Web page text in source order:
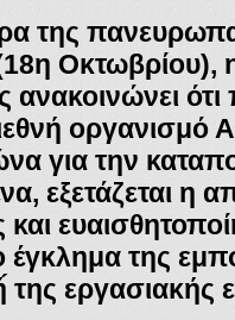
της
Οκτωβρίου),
οργανισμό
για την
εξετάζεται η
έγκλημα της
της εργασιακής